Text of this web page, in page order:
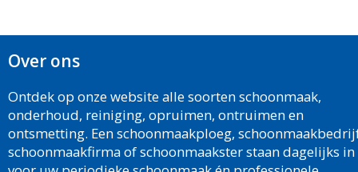
Over ons
Ontdek op onze website alle soorten schoonmaak,
onderhoud, reiniging, opruimen, ontruimen en
ontsmetting. Een schoonmaakploeg,
schoonmaakfirma of schoonmaakster staan dagelijks in